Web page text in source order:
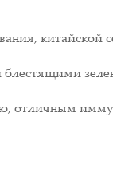
китайской
блестящими
отличным